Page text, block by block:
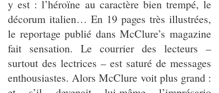
y est : l’héroïne au caractère bien trempé, le
décorum italien… En 19 pages très illustrées,
le reportage publié dans McClure’s magazine
fait sensation. Le courrier des lecteurs –
surtout des lectrices – est saturé de messages
enthousiastes. Alors McClure voit plus grand :